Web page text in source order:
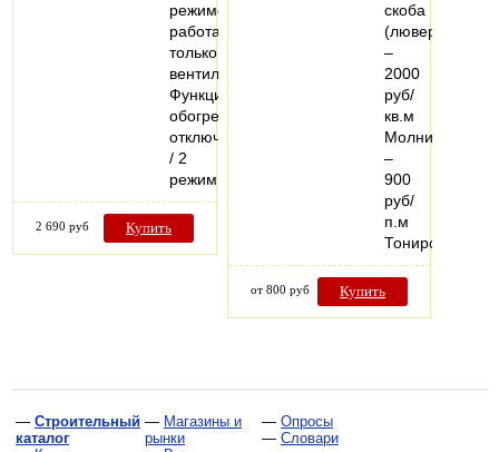
режиме
работает
только
вентилятор.
Функция
обогрева
отключена)
/ 2
режим…
2 690 руб Купить
скоба
(люверс)
–
2000
руб/
кв.м
Молния
–
900
руб/
п.м
от 800 руб Купить
— Строительный
каталог
— Магазины и
рынки
— Опросы
— Словари